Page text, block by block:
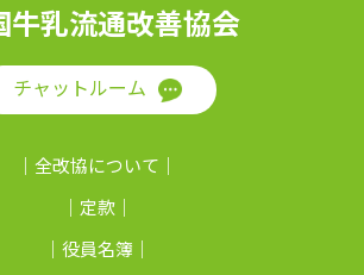
牛乳流通改善協会
チャットルーム
全改協について
定款
役員名簿